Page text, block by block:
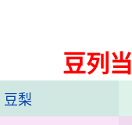
豆列当
豆梨